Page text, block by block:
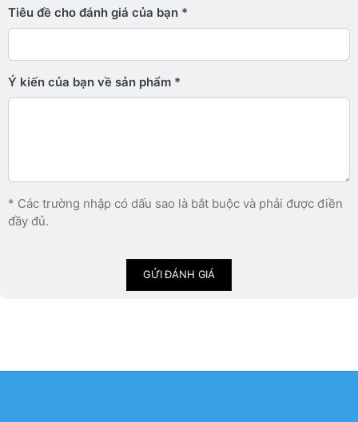
Tiêu đề cho đánh giá của bạn
Ý kiến ​​của bạn về sản phẩm
* Các trường nhập có dấu sao là bắt buộc và phải được điền
đầy đủ.
GỬI ĐÁNH GIÁ